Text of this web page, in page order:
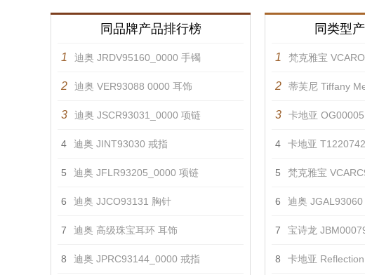
同品牌产品排行榜
1 迪奥 JRDV95160_0000 手镯
2 迪奥 VER93088 0000 耳饰
3 迪奥 JSCR93031_0000 项链
4 迪奥 JINT93030 戒指
5 迪奥 JFLR93205_0000 项链
6 迪奥 JJCO93131 胸针
7 迪奥 高级珠宝耳环 耳饰
8 迪奥 JPRC93144_0000 戒指
同类型
1 梵克雅宝
2 蒂芙尼 Tiffany
3 卡地亚
4 卡地亚
5 梵克雅宝
6 迪奥 JGAL93060
7 宝诗龙
8 卡地亚